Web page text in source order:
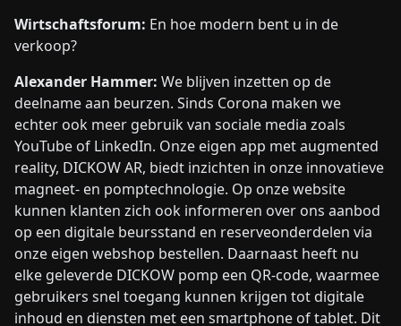
Wirtschaftsforum: En hoe modern bent u in de
verkoop?
Alexander Hammer: We blijven inzetten op de
deelname aan beurzen. Sinds Corona maken we
echter ook meer gebruik van sociale media zoals
YouTube of LinkedIn. Onze eigen app met augmented
reality, DICKOW AR, biedt inzichten in onze innovatieve
magneet- en pomptechnologie. Op onze website
kunnen klanten zich ook informeren over ons aanbod
op een digitale beursstand en reserveonderdelen via
onze eigen webshop bestellen. Daarnaast heeft nu
elke geleverde DICKOW pomp een QR-code, waarmee
gebruikers snel toegang kunnen krijgen tot digitale
inhoud en diensten met een smartphone of tablet. Dit